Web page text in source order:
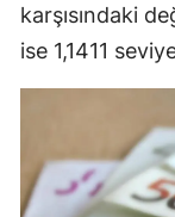
karşısındaki
ise 1,1411